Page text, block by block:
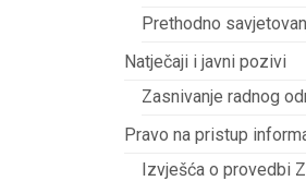
Prethodno
Natječaji i javni pozivi
Zasnivanje radnog
Pravo na pristup
Izvješća o provedbi